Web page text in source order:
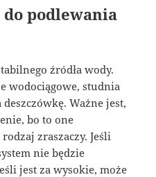
podlewania
źródła wody.
wodociągowe, studnia
Ważne jest,
bo to one
zraszaczy. Jeśli
nie będzie
jest za wysokie, może